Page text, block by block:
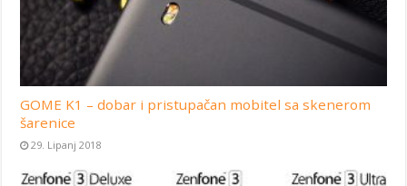
GOME K1 – dobar i pristupačan mobitel sa skenerom
šarenice
29. Lipanj 2018